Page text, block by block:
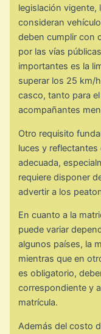
legislación vigente,
consideran
deben cumplir con
por las vías
importantes es la
superar los 25 km/
casco, tanto para
acompañantes
Otro requisito
luces y
adecuada,
requiere disponer
advertir a los
En cuanto a la
puede variar
algunos países, la
mientras que en
es obligatorio,
correspondiente y
matrícula.
Además del costo